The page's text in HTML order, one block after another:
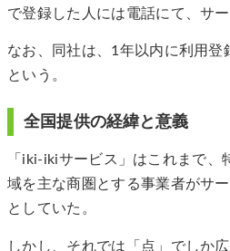
で登録した人には電話にて、サ
なお、同社は、1年以内に利用登
という。
全国提供の経緯と意義
「iki-ikiサービス」はこれまで、
域を主な商圏とする事業者がサ
としていた。
しかし、それでは「点」でしか